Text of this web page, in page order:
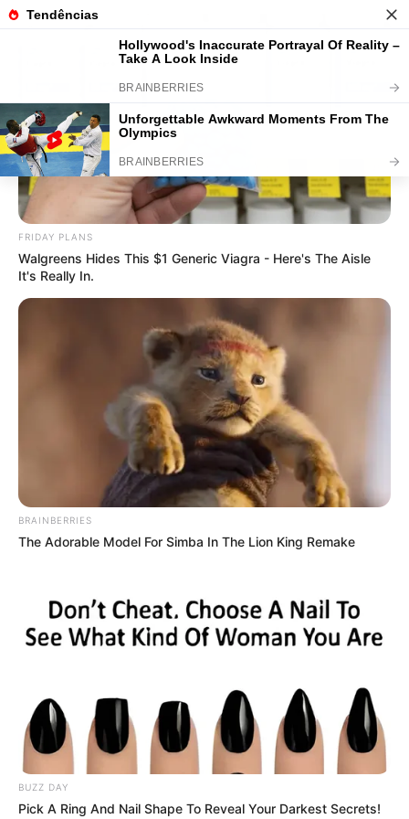
Decoração de Páscoa com
Materiais Recicláveis
Tua
Já pensou em fazer uma
decoração de Páscoa
com materiais recicláveis
? Não? Pois então saiba
que essa pode ser uma boa aposta para quem
FRIDAY PLANS
Walgreens Hides This $1 Generic Viagra - Here's The Aisle
It's Really In.
BRAINBERRIES
The Adorable Model For Simba In The Lion King Remake
BUZZ DAY
Pick A Ring And Nail Shape To Reveal Your Darkest Secrets!